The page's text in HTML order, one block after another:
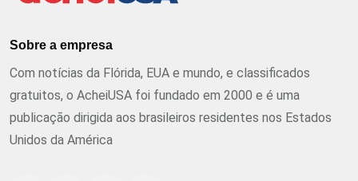
Sobre a empresa
Com notícias da Flórida, EUA e mundo, e classificados
gratuitos, o AcheiUSA foi fundado em 2000 e é uma
publicação dirigida aos brasileiros residentes nos Estados
Unidos da América